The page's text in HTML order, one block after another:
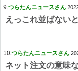
9:つらたんニュースさん
えっこれ並ばない
10:つらたんニュースさん
ネット注文の意味